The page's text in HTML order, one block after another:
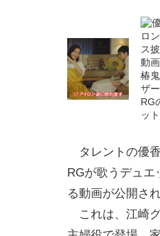
タレントの優
RGが歌うデュ
る動画が公開され
これは、江崎グ